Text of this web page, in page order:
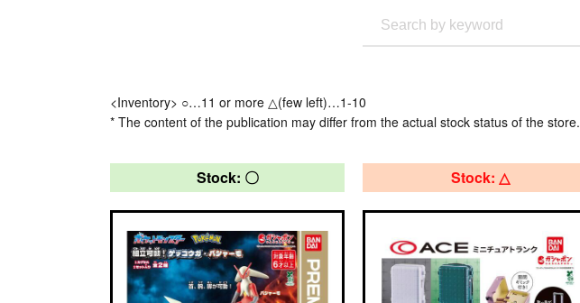
<Inventory> ○…11 or more △(few left)…1-10
* The content of the publication may differ from the actual stock status of the store.
Stock: 〇 Stock: △